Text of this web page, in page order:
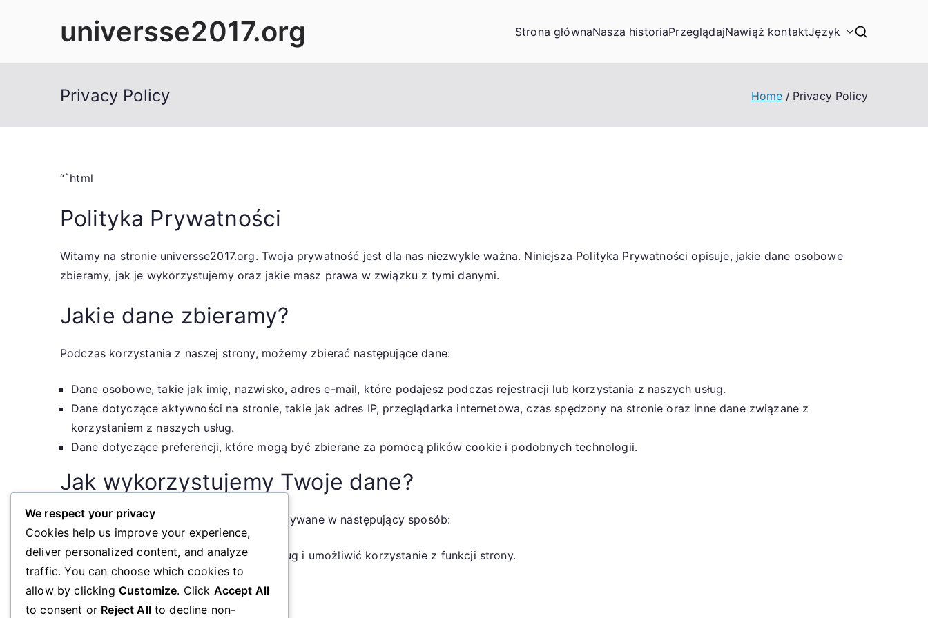
universse2017.org Strona głównaNasza historiaPrzeglądajNawiąż kontaktJęzyk
Privacy Policy Home Privacy Policy
“`html
Polityka Prywatności
Witamy na stronie universse2017.org. Twoja prywatność jest dla nas niezwykle ważna. Niniejsza Polityka Prywatności opisuje, jakie dane osobowe
zbieramy, jak je wykorzystujemy oraz jakie masz prawa w związku z tymi danymi.
Jakie dane zbieramy?
Podczas korzystania z naszej strony, możemy zbierać następujące dane:
Dane osobowe, takie jak imię, nazwisko, adres e-mail, które podajesz podczas rejestracji lub korzystania z naszych usług.
Dane dotyczące aktywności na stronie, takie jak adres IP, przeglądarka internetowa, czas spędzony na stronie oraz inne dane związane z
korzystaniem z naszych usług.
Dane dotyczące preferencji, które mogą być zbierane za pomocą plików cookie i podobnych technologii.
Jak wykorzystujemy Twoje dane?
Twoje dane osobowe mogą być wykorzystywane w następujący sposób:
Aby zapewnić Ci dostęp do naszych usług i umożliwić korzystanie z funkcji strony.
A
We respect your privacy
Cookies help us improve your experience,
deliver personalized content, and analyze
traffic. You can choose which cookies to
allow by clicking Customize. Click Accept All
to consent or Reject Allto decline non-